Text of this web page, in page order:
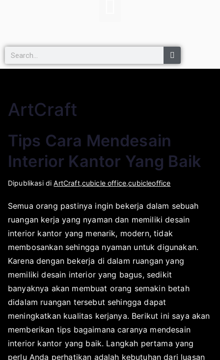
ArtCraft
Tips Cara Mendesain
Interior Kantor Yang Baik
O
e
h
a
p
l
a
t
o
r
s
u
D
p
u
b
l
i
s
i
p
a
d
a
Dipublikasi diArtCraft,cubicle office,cubicleoffice
Semua orang pastinya ingin bekerja dalam sebuah
ruangan kerja yang nyaman dan memiliki desain
interior kantor yang menarik, modern, tidak
membosankan sehingga nyaman untuk digunakan.
Karena dengan bekerja di dalam ruangan yang
memiliki desain interior yang bagus, sedikit
banyaknya akan membuat orang semakin betah
didalam ruangan tersebut sehingga dapat
meningkatkan kualitas kerjanya. Berikut ini saya akan
memberikan tips bagaimana caranya mendesain
interior kantor yang baik. Langkah pertama yang
perlu Anda perhatikan adalah kebutuhan dari luasan